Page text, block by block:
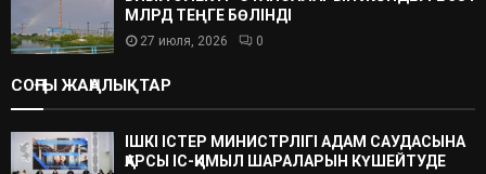
МЛРД ТЕҢГЕ БӨЛІНДІ
27 июля, 2026 0
СОҢҒЫ ЖАҢАЛЫҚТАР
ІШКІ ІСТЕР МИНИСТРЛІГІ АДАМ САУДАСЫНА
ҚАРСЫ ІС-ҚИМЫЛ ШАРАЛАРЫН КҮШЕЙТУДЕ